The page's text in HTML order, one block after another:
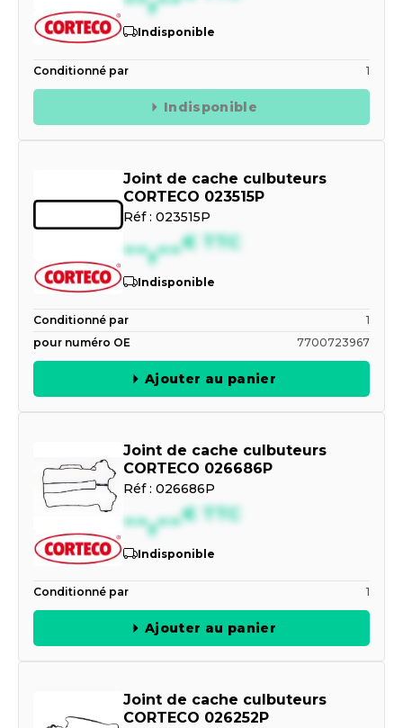
Indisponible
Conditionné par 1
Indisponible
Joint de cache culbuteurs
CORTECO 023515P
Réf : 023515P
--,--€ TTC
Indisponible
Conditionné par
1
pour numéro OE
7700723967
Ajouter au panier
Joint de cache culbuteurs
CORTECO 026686P
Réf : 026686P
--,--€ TTC
Indisponible
Conditionné par 1
Ajouter au panier
Joint de cache culbuteurs
CORTECO 026252P